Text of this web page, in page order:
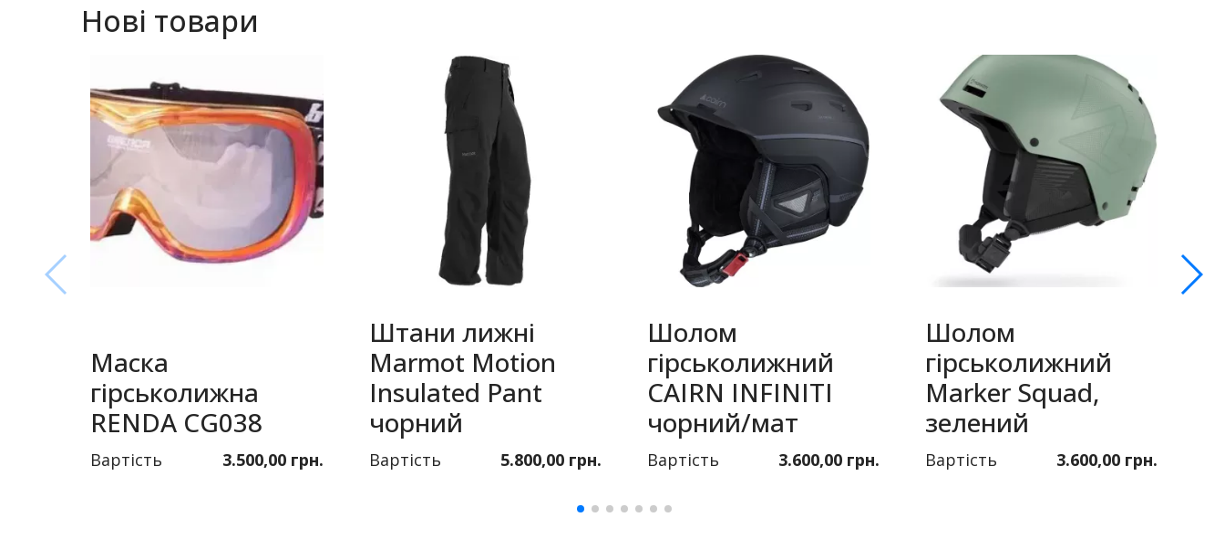
Нові товари
Маска
гірськолижна
RENDA CG038
Вартість 3.500,00 грн.
Штани лижні
Marmot Motion
Insulated Pant
чорний
Вартість 5.800,00 грн.
Шолом
гірськолижний
CAIRN INFINITI
чорний/мат
Вартість 3.600,00 грн.
Шолом
гірськолижний
Marker Squad,
зелений
Вартість 3.600,00 грн.